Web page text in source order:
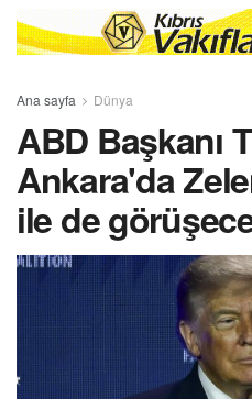
Ana sayfa Dünya
ABD Başkanı
Ankara'da
ile de